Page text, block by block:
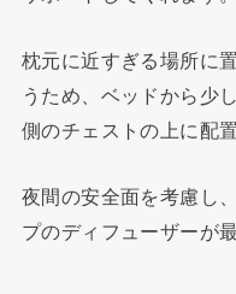
枕元に近すぎる場所に
うため、ベッドから少
側のチェストの上に配
夜間の安全面を考慮し
プのディフューザーが